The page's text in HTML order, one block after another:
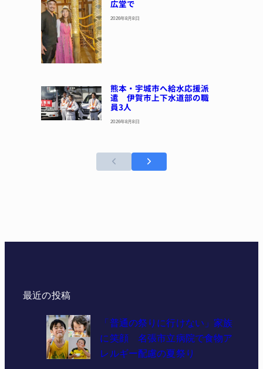
広堂で
2026年8月8日
熊本・宇城市へ給水応援派
遣 伊賀市上下水道部の職
員3人
2026年8月8日
最近の投稿
「普通の祭りに行けない」家族
に笑顔 名張市立病院で食物ア
レルギー配慮の夏祭り